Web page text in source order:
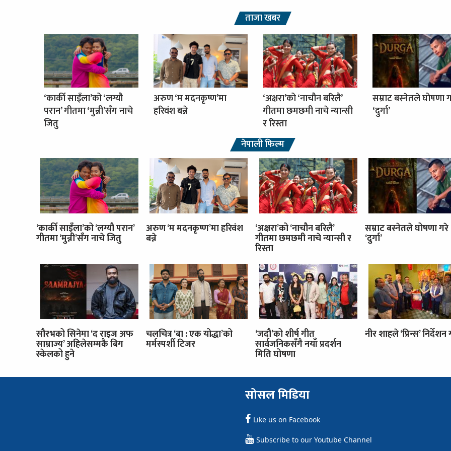
ताजा खबर
‘कार्की साइँला’को ‘लग्यौ
परान’ गीतमा ‘मुन्नी’सँग नाचे
जितु
अरुण ‘म मदनकृष्ण’मा
हरिवंश बन्ने
‘अक्षरा’को ‘नाचौन बरिलै’
गीतमा छमछमी नाचे न्यान्सी
र रिस्ता
सम्राट बस्नेतले घोषणा
‘दुर्गा’
नेपाली फिल्म
‘कार्की साइँला’को ‘लग्यौ परान’
गीतमा ‘मुन्नी’सँग नाचे जितु
अरुण ‘म मदनकृष्ण’मा हरिवंश
बन्ने
‘अक्षरा’को ‘नाचौन बरिलै’
गीतमा छमछमी नाचे न्यान्सी र
रिस्ता
सम्राट बस्नेतले घोषणा गरे
‘दुर्गा’
सौरभको सिनेमा ‘द राइज अफ
साम्राज्य’ अहिलेसम्मकै बिग
स्केलको हुने
चलचित्र ‘बा : एक योद्धा’को
मर्मस्पर्शी टिजर
‘जदौ’को शीर्ष गीत
सार्वजनिकसँगै नयाँ प्रदर्शन
मिति घोषणा
नीर शाहले ‘प्रिन्स’ निर्देशन
सोसल मिडिया
Like us on Facebook
Subscribe to our Youtube Channel